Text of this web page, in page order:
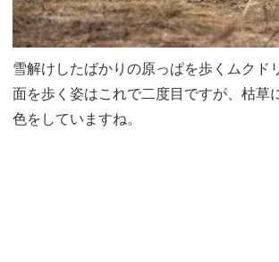
雪解けしたばかりの原っぱを歩くムクド
面を歩く姿はこれで二度目ですが、枯草
色をしていますね。